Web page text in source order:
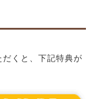
だくと、下記特典が